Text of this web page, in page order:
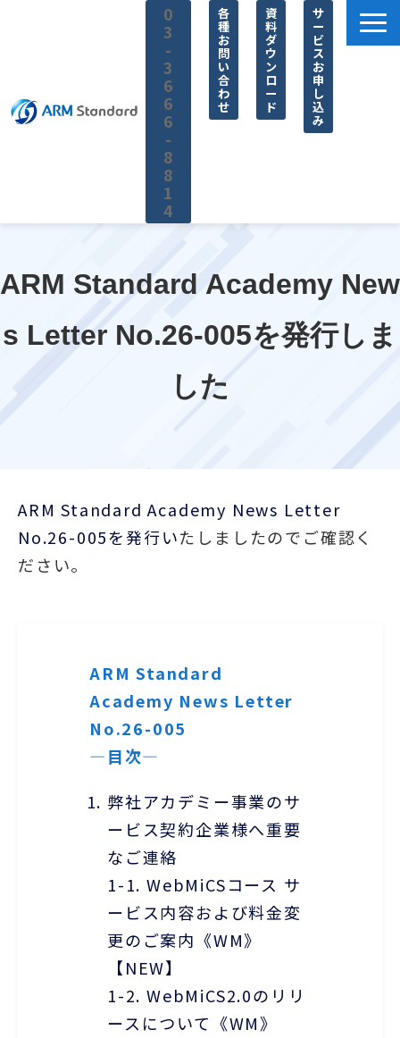
0
3
-
3
6
6
6
-
8
8
1
4
各
種
お
問
い
合
わ
せ
資
料
ダ
ウ
ン
ロ
ー
ド
サ
ー
ビ
ス
お
申
し
込
み
料金
お役立ち情報
お客様ポータル
ARM Standard Academy New
s Letter No.26-005を発行しま
した
ARM Standard Academy News Letter
No.26-005を発行いたしましたのでご確認く
ださい。
ARM Standard
Academy News Letter
No.26-005
―目次―
弊社アカデミー事業のサ
ービス契約企業様へ重要
なご連絡
1-1. WebMiCSコース サ
ービス内容および料金変
更のご案内《WM》
【NEW】
1-2. WebMiCS2.0のリリ
ースについて《WM》